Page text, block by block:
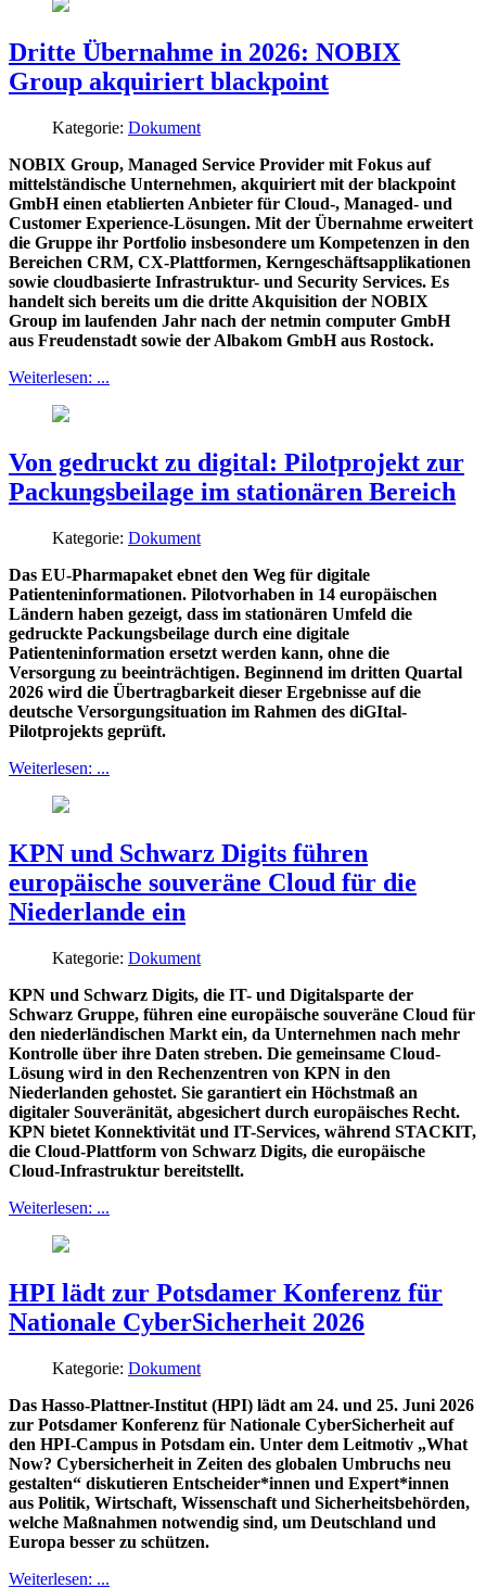
Dritte Übernahme in 2026: NOBIX
Group akquiriert blackpoint
Kategorie: Dokument
NOBIX Group, Managed Service Provider mit Fokus auf
mittelständische Unternehmen, akquiriert mit der blackpoint
GmbH einen etablierten Anbieter für Cloud-, Managed- und
Customer Experience-Lösungen. Mit der Übernahme erweitert
die Gruppe ihr Portfolio insbesondere um Kompetenzen in den
Bereichen CRM, CX-Plattformen, Kerngeschäftsapplikationen
sowie cloudbasierte Infrastruktur- und Security Services. Es
handelt sich bereits um die dritte Akquisition der NOBIX
Group im laufenden Jahr nach der netmin computer GmbH
aus Freudenstadt sowie der Albakom GmbH aus Rostock.
Weiterlesen: ...
Von gedruckt zu digital: Pilotprojekt zur
Packungsbeilage im stationären Bereich
Kategorie: Dokument
Das EU-Pharmapaket ebnet den Weg für digitale
Patienteninformationen. Pilotvorhaben in 14 europäischen
Ländern haben gezeigt, dass im stationären Umfeld die
gedruckte Packungsbeilage durch eine digitale
Patienteninformation ersetzt werden kann, ohne die
Versorgung zu beeinträchtigen. Beginnend im dritten Quartal
2026 wird die Übertragbarkeit dieser Ergebnisse auf die
deutsche Versorgungsituation im Rahmen des diGItal-
Pilotprojekts geprüft.
Weiterlesen: ...
KPN und Schwarz Digits führen
europäische souveräne Cloud für die
Niederlande ein
Kategorie: Dokument
KPN und Schwarz Digits, die IT- und Digitalsparte der
Schwarz Gruppe, führen eine europäische souveräne Cloud für
den niederländischen Markt ein, da Unternehmen nach mehr
Kontrolle über ihre Daten streben. Die gemeinsame Cloud-
Lösung wird in den Rechenzentren von KPN in den
Niederlanden gehostet. Sie garantiert ein Höchstmaß an
digitaler Souveränität, abgesichert durch europäisches Recht.
KPN bietet Konnektivität und IT-Services, während STACKIT,
die Cloud-Plattform von Schwarz Digits, die europäische
Cloud-Infrastruktur bereitstellt.
Weiterlesen: ...
HPI lädt zur Potsdamer Konferenz für
Nationale CyberSicherheit 2026
Kategorie: Dokument
Das Hasso-Plattner-Institut (HPI) lädt am 24. und 25. Juni 2026
zur Potsdamer Konferenz für Nationale CyberSicherheit auf
den HPI-Campus in Potsdam ein. Unter dem Leitmotiv „What
Now? Cybersicherheit in Zeiten des globalen Umbruchs neu
gestalten“ diskutieren Entscheider*innen und Expert*innen
aus Politik, Wirtschaft, Wissenschaft und Sicherheitsbehörden,
welche Maßnahmen notwendig sind, um Deutschland und
Europa besser zu schützen.
Weiterlesen: ...